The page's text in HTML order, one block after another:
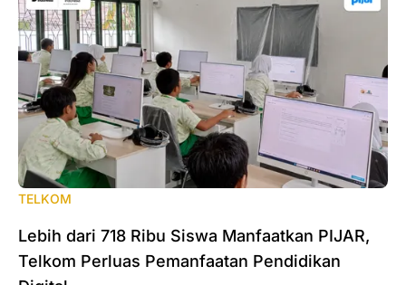
TELKOM
Lebih dari 718 Ribu Siswa Manfaatkan PIJAR,
Telkom Perluas Pemanfaatan Pendidikan